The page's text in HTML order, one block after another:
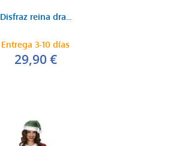
Disfraz reina dra...
Entrega 3-10 días
29,90 €